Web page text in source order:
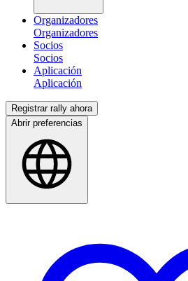
Organizadores
Socios
Aplicación
Registrar rally ahora
Abrir preferencias